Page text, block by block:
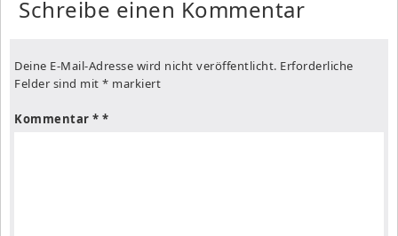
Schreibe einen Kommentar
Deine E-Mail-Adresse wird nicht veröffentlicht. Erforderliche
Felder sind mit * markiert
Kommentar *